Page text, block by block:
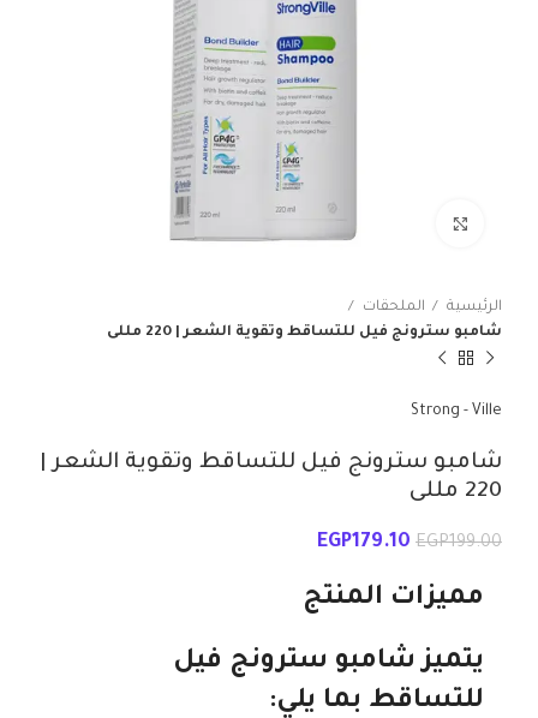
الرئيسية
الملحقات
شامبو سترونج فيل للتساقط وتقوية الشعر | 220 مللى
Strong - Ville
شامبو سترونج فيل للتساقط وتقوية الشعر |
220 مللى
EGP199.00
EGP179.10
مميزات المنتج
يتميز شامبو سترونج فيل
للتساقط بما يلي: